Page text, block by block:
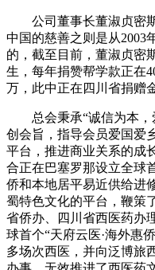
公司董事长董淑贞密斯
中国的慈善之则是从2003
的，截至目前，董淑贞密
生，每年捐赞帮学款正在
万，此中正在四川省捐赠
总会秉承“诚信为本，
创会旨，指导会员爱国爱
平台，推进商业关系的成
合正在巴塞罗那设立全球
侨和本地居平易近供给进
蜀特色文化的平台，鞭策
省侨办、四川省西医药办
球首个“天府云医·海外惠
多场次西医，并向泛博旅